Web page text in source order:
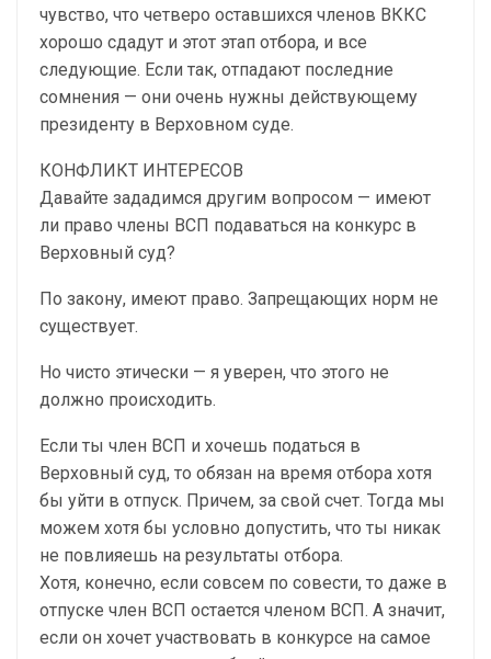
чувство, что четверо оставшихся членов ВККС
хорошо сдадут и этот этап отбора, и все
следующие. Если так, отпадают последние
сомнения — они очень нужны действующему
президенту в Верховном суде.
КОНФЛИКТ ИНТЕРЕСОВ
Давайте зададимся другим вопросом — имеют
ли право члены ВСП подаваться на конкурс в
Верховный суд?
По закону, имеют право. Запрещающих норм не
существует.
Но чисто этически — я уверен, что этого не
должно происходить.
Если ты член ВСП и хочешь податься в
Верховный суд, то обязан на время отбора хотя
бы уйти в отпуск. Причем, за свой счет. Тогда мы
можем хотя бы условно допустить, что ты никак
не повлияешь на результаты отбора.
Хотя, конечно, если совсем по совести, то даже в
отпуске член ВСП остается членом ВСП. А значит,
если он хочет участвовать в конкурсе на самое